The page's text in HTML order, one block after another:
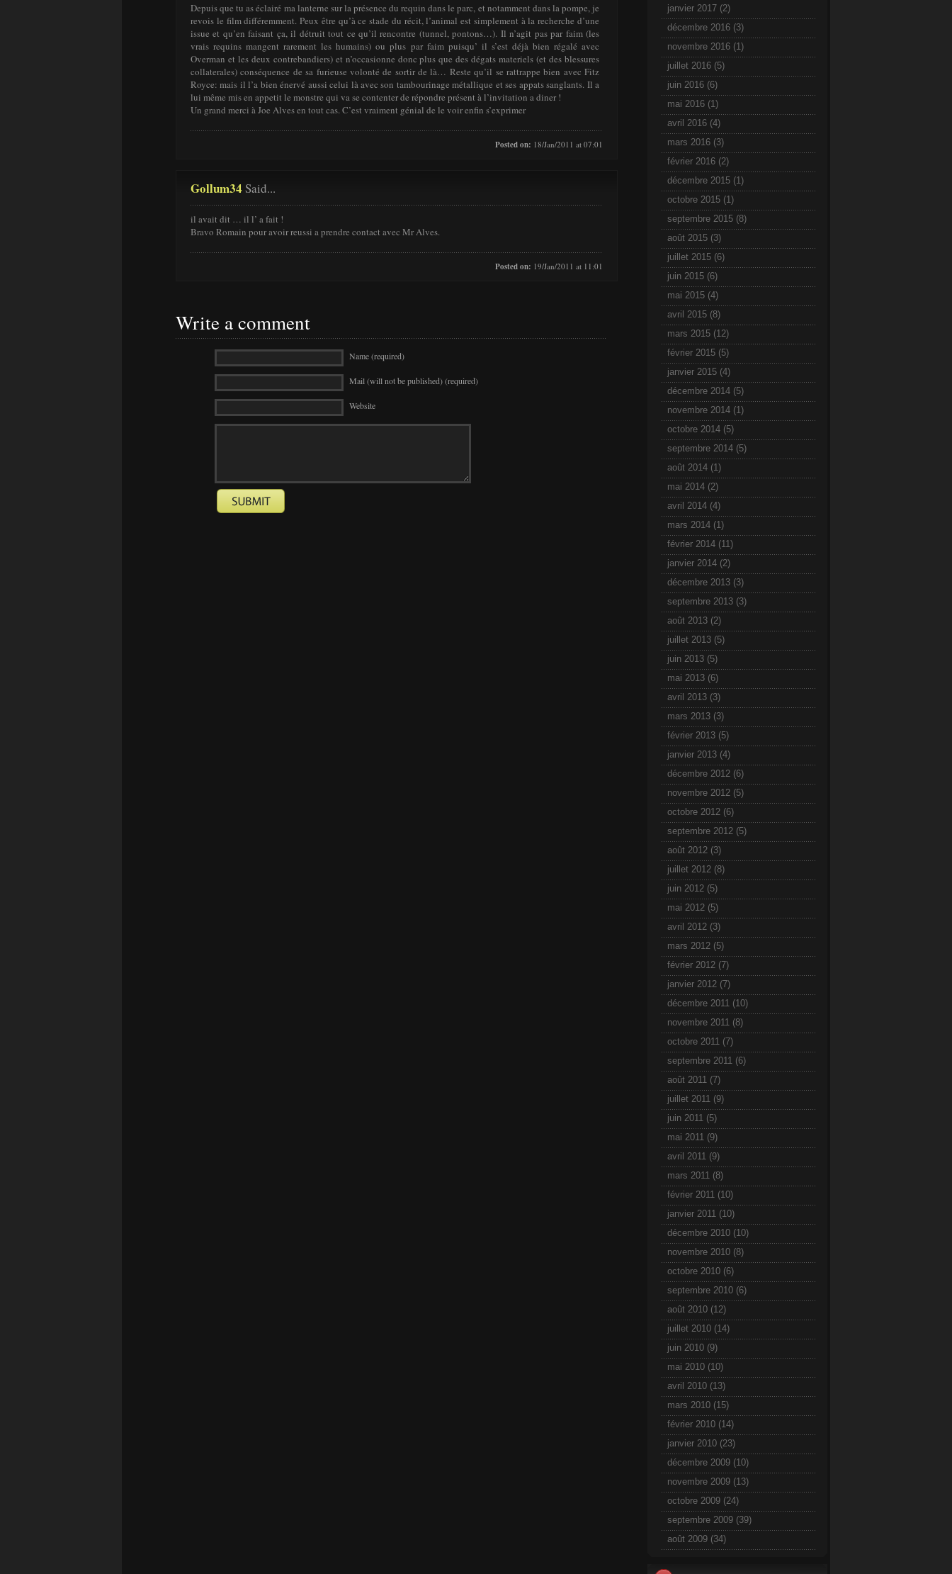
Depuis que tu as éclairé ma lanterne sur la présence du requin dans le parc, et notamment dans la pompe, je
revois le film différemment. Peux être qu’à ce stade du récit, l’animal est simplement à la recherche d’une
issue et qu’en faisant ça, il détruit tout ce qu’il rencontre (tunnel, pontons…). Il n’agit pas par faim (les
vrais requins mangent rarement les humains) ou plus par faim puisqu’ il s’est déjà bien régalé avec
Overman et les deux contrebandiers) et n’occasionne donc plus que des dégats materiels (et des blessures
collaterales) conséquence de sa furieuse volonté de sortir de là… Reste qu’il se rattrappe bien avec Fitz
Royce: mais il l’a bien énervé aussi celui là avec son tambourinage métallique et ses appats sanglants. Il a
lui même mis en appetit le monstre qui va se contenter de répondre présent à l’invitation a diner !
Un grand merci à Joe Alves en tout cas. C’est vraiment génial de le voir enfin s’exprimer
Posted on: 18/Jan/2011 at 07:01
Gollum34 Said...
il avait dit … il l’ a fait !
Bravo Romain pour avoir reussi a prendre contact avec Mr Alves.
Posted on: 19/Jan/2011 at 11:01
Write a comment
Name (required)
Mail (will not be published) (required)
Website
janvier 2017 (2)
décembre 2016 (3)
novembre 2016 (1)
juillet 2016 (5)
juin 2016 (6)
mai 2016 (1)
avril 2016 (4)
mars 2016 (3)
février 2016 (2)
décembre 2015 (1)
octobre 2015 (1)
septembre 2015 (8)
août 2015 (3)
juillet 2015 (6)
juin 2015 (6)
mai 2015 (4)
avril 2015 (8)
mars 2015 (12)
février 2015 (5)
janvier 2015 (4)
décembre 2014 (5)
novembre 2014 (1)
octobre 2014 (5)
septembre 2014 (5)
août 2014 (1)
mai 2014 (2)
avril 2014 (4)
mars 2014 (1)
février 2014 (11)
janvier 2014 (2)
décembre 2013 (3)
septembre 2013 (3)
août 2013 (2)
juillet 2013 (5)
juin 2013 (5)
mai 2013 (6)
avril 2013 (3)
mars 2013 (3)
février 2013 (5)
janvier 2013 (4)
décembre 2012 (6)
novembre 2012 (5)
octobre 2012 (6)
septembre 2012 (5)
août 2012 (3)
juillet 2012 (8)
juin 2012 (5)
mai 2012 (5)
avril 2012 (3)
mars 2012 (5)
février 2012 (7)
janvier 2012 (7)
décembre 2011 (10)
novembre 2011 (8)
octobre 2011 (7)
septembre 2011 (6)
août 2011 (7)
juillet 2011 (9)
juin 2011 (5)
mai 2011 (9)
avril 2011 (9)
mars 2011 (8)
février 2011 (10)
janvier 2011 (10)
décembre 2010 (10)
novembre 2010 (8)
octobre 2010 (6)
septembre 2010 (6)
août 2010 (12)
juillet 2010 (14)
juin 2010 (9)
mai 2010 (10)
avril 2010 (13)
mars 2010 (15)
février 2010 (14)
janvier 2010 (23)
décembre 2009 (10)
novembre 2009 (13)
octobre 2009 (24)
septembre 2009 (39)
août 2009 (34)